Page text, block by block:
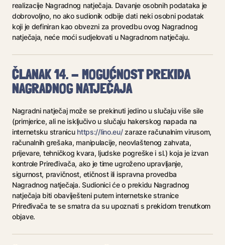
realizacije Nagradnog natječaja. Davanje osobnih podataka je
dobrovoljno, no ako sudionik odbije dati neki osobni podatak
koji je definiran kao obvezni za provedbu ovog Nagradnog
natječaja, neće moći sudjelovati u Nagradnom natječaju.
ČLANAK 14. - MOGUĆNOST PREKIDA
NAGRADNOG NATJEČAJA
Nagradni natječaj može se prekinuti jedino u slučaju više sile
(primjerice, ali ne isključivo u slučaju hakerskog napada na
internetsku stranicu https://lino.eu/zaraze računalnim virusom,
računalnih grešaka, manipulacije, neovlaštenog zahvata,
prijevare, tehničkog kvara, ljudske pogreške i sl.) koja je izvan
kontrole Priređivača, ako je time ugroženo upravljanje,
sigurnost, pravičnost, etičnost ili ispravna provedba
Nagradnog natječaja. Sudionici će o prekidu Nagradnog
natječaja biti obaviješteni putem internetske stranice
Priređivača te se smatra da su upoznati s prekidom trenutkom
objave.